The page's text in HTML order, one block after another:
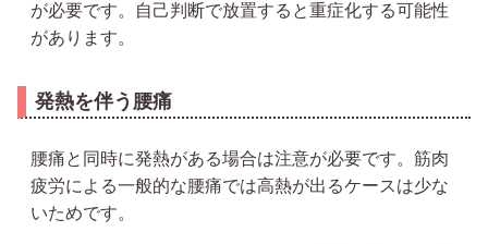
が必要です。自己判断で放置すると重症化する可能性
があります。
発熱を伴う腰痛
腰痛と同時に発熱がある場合は注意が必要です。筋肉
疲労による一般的な腰痛では高熱が出るケースは少な
いためです。